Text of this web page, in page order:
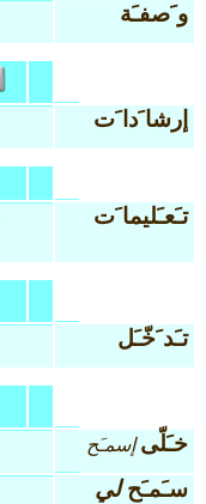
و َصفـَة
إرشا َدا َت
تـَعـَليما َت
تـَد َخّـَل
خـَلّى إسمـَح
سـَمـَحلي